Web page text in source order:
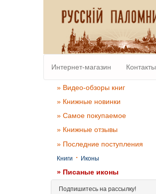
Интернет-магазин Контакты
» Видео-обзоры книг
» Книжные новинки
» Самое покупаемое
» Книжные отзывы
» Последние поступления
Книги · Иконы
» Писаные иконы
Подпишитесь на рассылку!